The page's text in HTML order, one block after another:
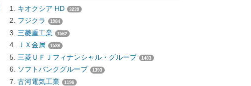
キオクシア HD 3239
フジクラ 1984
三菱重工業 1562
ＪＸ金属 1538
三菱ＵＦＪフィナンシャル・グループ 1483
ソフトバンクグループ 1393
古河電気工業 1196